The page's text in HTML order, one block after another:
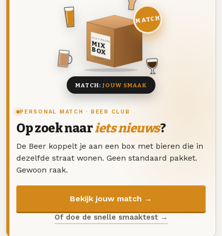
PERSONAL MATCH · BEER CLUB
Op zoek naariets nieuws?
De Beer koppelt je aan een box met bieren die in
dezelfde straat wonen. Geen standaard pakket.
Gewoon raak.
Bekijk jouw match →
Of doe de snelle smaaktest →
DEZE MAAND
MIX
BOX
8 BIEREN
MATCH
MATCH:JOUW SMAAK